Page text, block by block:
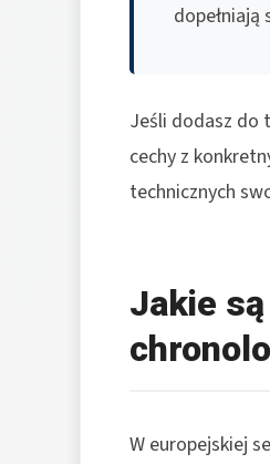
Jeśli dodasz do
cechy z
technicznych
Jakie
W europejskiej